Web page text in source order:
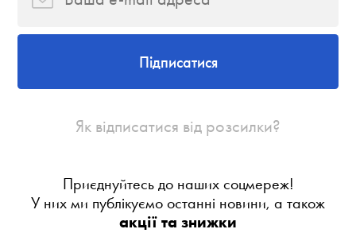
Підписатися
Як відписатися від розсилки?
Приєднуйтесь до наших соцмереж!
У них ми публікуємо останні новини, а також
акції та знижки